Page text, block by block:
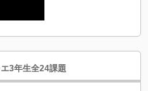
3年生全24課題